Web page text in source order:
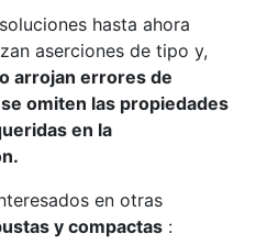
hasta ahora
aserciones de tipo y,
arrojan errores de
omiten las propiedades
en la
​​en otras
y compactas :